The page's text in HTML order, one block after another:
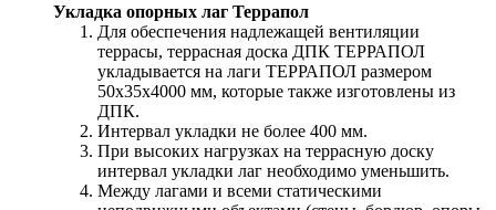
Укладка опорных лаг Террапол
Для обеспечения надлежащей вентиляции
террасы, террасная доска ДПК ТЕРРАПОЛ
укладывается на лаги ТЕРРАПОЛ размером
50х35х4000 мм, которые также изготовлены из
ДПК.
Интервал укладки не более 400 мм.
При высоких нагрузках на террасную доску
интервал укладки лаг необходимо уменьшить.
Между лагами и всеми статическими